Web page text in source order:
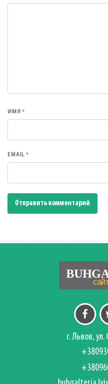
ИМЯ*
EMAIL*
г. Львов,